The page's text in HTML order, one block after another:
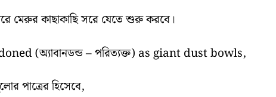
মেরুর কাছাকাছি সরে যেতে শুরু করবে।
(অ্যাবানডন্ড – পরিত্যক্ত) as giant dust bowls,
পাত্রের হিসেবে,